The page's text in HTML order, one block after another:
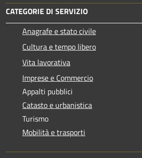
CATEGORIE DI SERVIZIO
Anagrafe e stato civile
Cultura e tempo libero
Vita lavorativa
Imprese e Commercio
Appalti pubblici
Catasto e urbanistica
Turismo
Mobilità e trasporti